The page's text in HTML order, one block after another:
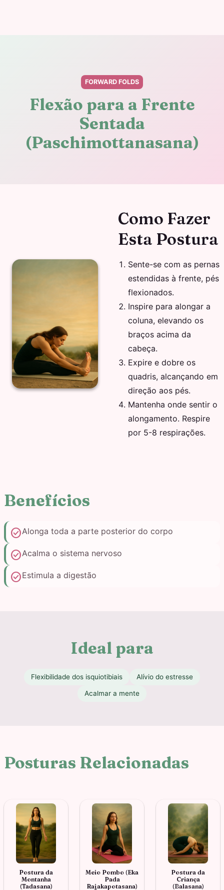
FORWARD FOLDS
Flexão para a Frente
Sentada
(Paschimottanasana)
Como Fazer
Esta Postura
Sente-se com as pernas
estendidas à frente, pés
flexionados.
Inspire para alongar a
coluna, elevando os
braços acima da
cabeça.
Expire e dobre os
quadris, alcançando em
direção aos pés.
Mantenha onde sentir o
alongamento. Respire
por 5-8 respirações.
Benefícios
check_circleAlonga toda a parte posterior do corpo
check_circleAcalma o sistema nervoso
check_circleEstimula a digestão
Ideal para
Flexibilidade dos isquiotibiais Alívio do estresse
Acalmar a mente
Posturas Relacionadas
Postura da
Montanha
(Tadasana)
Meio Pombo (Eka
Pada
Rajakapotasana)
Postura da
Criança
(Balasana)